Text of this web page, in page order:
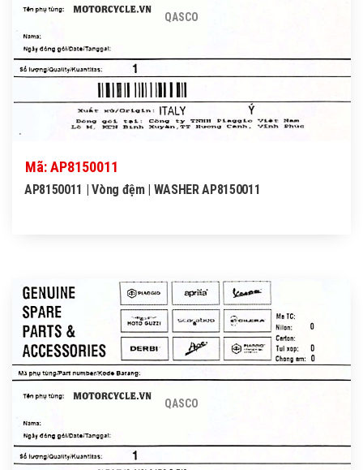
QASCO
Mã: AP8150011
AP8150011 | Vòng đệm | WASHER AP8150011
QASCO